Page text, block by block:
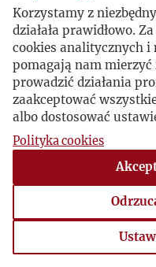
Korzystamy z
działała prawidłowo.
cookies analitycznych
pomagają nam
prowadzić działania
zaakceptować
albo dostosować
Polityka cookies
Ustawienia cookies